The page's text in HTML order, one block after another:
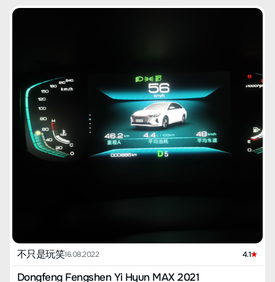
от вождения】 Чувствуется, что подвеска немного жестковата,
придаёт яркие ощущения. Тормоза просто замечательные, во
время тест-драйва и при обычном вождении заметно, что они
очень мощные. В первые дни после покупки пока не совсем
привык к автомобилю, часто экстренно тормозил с 60 км/ч,
тормозит быстро, позже привык. При старте есть небольшая
задержка, лёгкое нажатие на газ не приводит к ускорению,
нужно нажимать сильнее для быстрого разгона. Однако,
разогнавшись, ускорение становится явным, мощности
хватает, часто ощущается эффект "вдавливания в спинку
справился самостоятельно, это действительно удобно для
новичков; пожалуйста, не говорите мне о не полагаться на них,
они просто незаменимы. Есть и другие вещи, такие как массаж
и память сидений, распознавание дорожных знаков,
不只是玩笑16.08.2022 4.1
Dongfeng Fengshen Yi Hyun MAX 2021